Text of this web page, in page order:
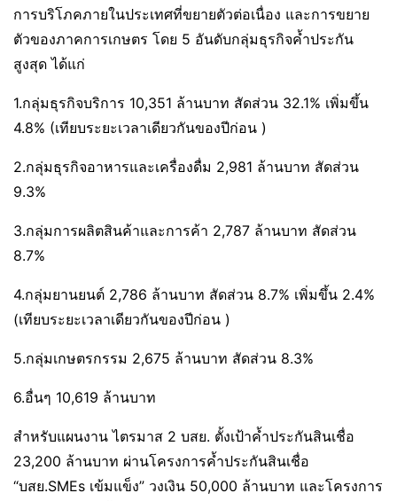
การบริโภคภายในประเทศที่ขยายตัวต่อเนื่อง และการขยาย
ตัวของภาคการเกษตร โดย 5 อันดับกลุ่มธุรกิจค้ำประกัน
สูงสุด ได้แก่
1.กลุ่มธุรกิจบริการ 10,351 ล้านบาท สัดส่วน 32.1% เพิ่มขึ้น
4.8% (เทียบระยะเวลาเดียวกันของปีก่อน )
2.กลุ่มธุรกิจอาหารและเครื่องดื่ม 2,981 ล้านบาท สัดส่วน
9.3%
3.กลุ่มการผลิตสินค้าและการค้า 2,787 ล้านบาท สัดส่วน
8.7%
4.กลุ่มยานยนต์ 2,786 ล้านบาท สัดส่วน 8.7% เพิ่มขึ้น 2.4%
(เทียบระยะเวลาเดียวกันของปีก่อน )
5.กลุ่มเกษตรกรรม 2,675 ล้านบาท สัดส่วน 8.3%
6.อื่นๆ 10,619 ล้านบาท
สำหรับแผนงาน ไตรมาส 2 บสย. ตั้งเป้าค้ำประกันสินเชื่อ
23,200 ล้านบาท ผ่านโครงการค้ำประกันสินเชื่อ
“บสย.SMEs เข้มแข็ง” วงเงิน 50,000 ล้านบาท และโครงการ